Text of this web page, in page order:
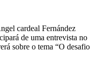
cardeal Fernández
de uma entrevista no
sobre o tema “O desafio